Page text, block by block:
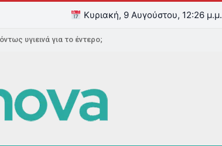
Κυριακή, 9 Αυγούστου, 12:26 μ.μ.
υγιεινά για το έντερο;